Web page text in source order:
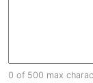
0 of 500 max